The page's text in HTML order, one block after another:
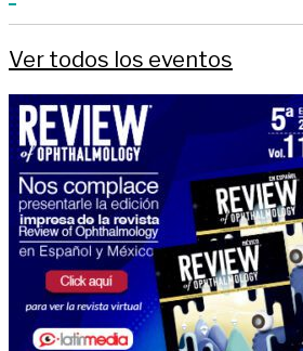
Ver todos los eventos